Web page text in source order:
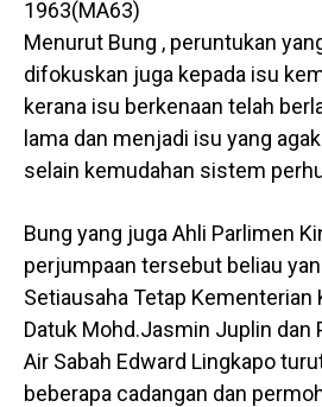
1963(MA63)
Menurut Bung , peruntukan
difokuskan juga kepada isu
kerana isu berkenaan telah
lama dan menjadi isu yang
selain kemudahan sistem
Bung yang juga Ahli Parlimen
perjumpaan tersebut beliau
Setiausaha Tetap Kementerian
Datuk Mohd.Jasmin Juplin dan
Air Sabah Edward Lingkapo
beberapa cadangan dan